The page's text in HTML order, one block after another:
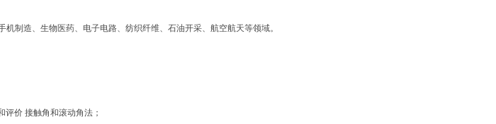
制造、生物医药、电子电路、纺织纤维、石油开采、航空航天等领域。
价 接触角和滚动角法；